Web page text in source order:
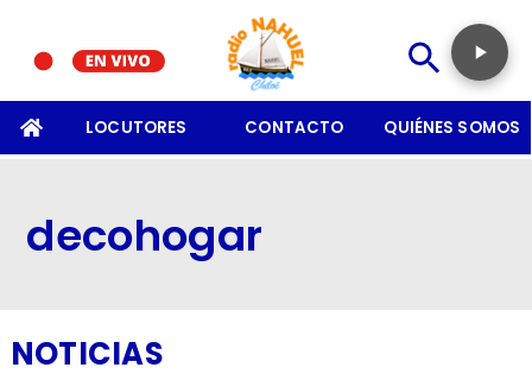
LOCUTORES CONTACTO QUIÉNES SOMOS
decohogar
NOTICIAS